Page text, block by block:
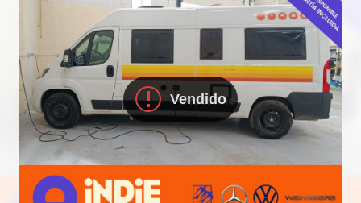
Vendido